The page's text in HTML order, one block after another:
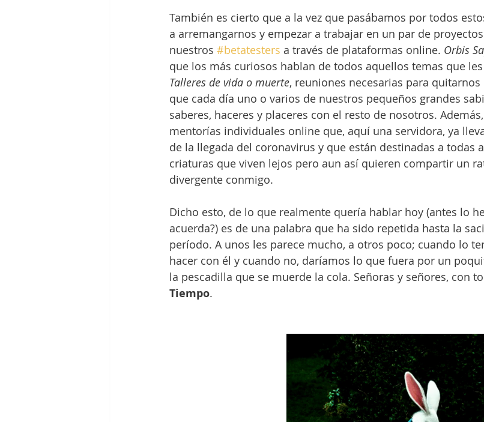
También es cierto que a la vez que pasábamos por todos
a arremangarnos y empezar a trabajar en un par de
nuestros #betatesters a través de plataformas online. Orbis
que los más curiosos hablan de todos aquellos temas que
Talleres de vida o muerte, reuniones necesarias para
que cada día uno o varios de nuestros pequeños grandes
saberes, haceres y placeres con el resto de nosotros.
mentorías individuales online que, aquí una servidora, ya
de la llegada del coronavirus y que están destinadas a todas
criaturas que viven lejos pero aun así quieren compartir un
divergente conmigo.
Dicho esto, de lo que realmente quería hablar hoy (antes lo
acuerda?) es de una palabra que ha sido repetida hasta la
período. A unos les parece mucho, a otros poco; cuando lo
hacer con él y cuando no, daríamos lo que fuera por un
la pescadilla que se muerde la cola. Señoras y señores, con
Tiempo.